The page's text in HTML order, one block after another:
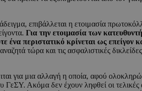
επιβάλλεται η ετοιμασία
Για την ετοιμασία των
περιστατικό κρίνεται ως επείγον
τώρα και τις ασφαλιστικές
για μια αλλαγή η οποία, αφού
Ακόμα δεν έχουν ληφθεί οι